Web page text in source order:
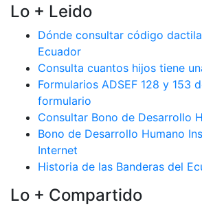
Lo + Leido
Dónde consultar código
Ecuador
Consulta cuantos hijos tiene
Formularios ADSEF 128 y 153
formulario
Consultar Bono de Desarrollo
Bono de Desarrollo Humano
Internet
Historia de las Banderas del
Lo + Compartido